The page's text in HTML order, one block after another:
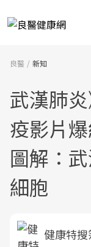
良醫 新知
武漢肺
疫影片
圖解：
細胞
健康特搜